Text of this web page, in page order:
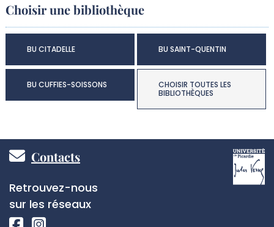
Choisir une bibliothèque
BU CITADELLE BU SAINT-QUENTIN
BU CUFFIES-SOISSONS
CHOISIR TOUTES LES
BIBLIOTHÈQUES
Pied
de
page
Contacts
Réseaux
sociaux
Retrouvez-nous
sur les réseaux